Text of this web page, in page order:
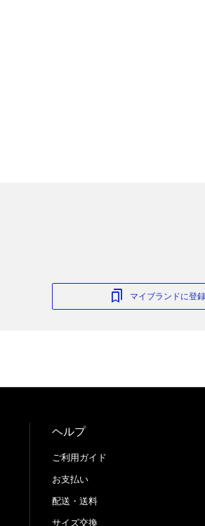
マイブランドに登録
ヘルプ
ご利用ガイド
お支払い
配送・送料
サイズ交換